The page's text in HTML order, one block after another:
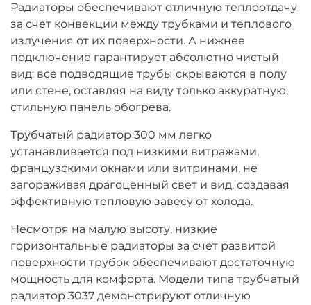
Радиаторы обеспечивают отличную теплоотдачу
за счет конвекции между трубками и теплового
излучения от их поверхности. А нижнее
подключение гарантирует абсолютно чистый
вид: все подводящие трубы скрываются в полу
или стене, оставляя на виду только аккуратную,
стильную панель обогрева.
Трубчатый радиатор 300 мм легко
устанавливается под низкими витражами,
французскими окнами или витринами, не
загораживая драгоценный свет и вид, создавая
эффективную тепловую завесу от холода.
Несмотря на малую высоту, низкие
горизонтальные радиаторы за счет развитой
поверхности трубок обеспечивают достаточную
мощность для комфорта. Модели типа трубчатый
радиатор 3037 демонстрируют отличную